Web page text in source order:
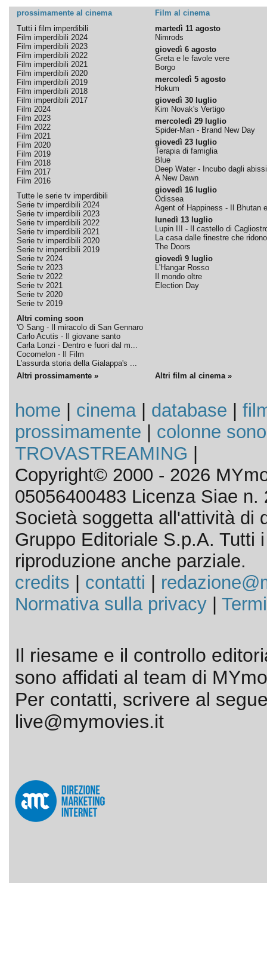
prossimamente al cinema
Film al cinema
Tutti i film imperdibili
Film imperdibili 2024
Film imperdibili 2023
Film imperdibili 2022
Film imperdibili 2021
Film imperdibili 2020
Film imperdibili 2019
Film imperdibili 2018
Film imperdibili 2017
Film 2024
Film 2023
Film 2022
Film 2021
Film 2020
Film 2019
Film 2018
Film 2017
Film 2016
Tutte le serie tv imperdibili
Serie tv imperdibili 2024
Serie tv imperdibili 2023
Serie tv imperdibili 2022
Serie tv imperdibili 2021
Serie tv imperdibili 2020
Serie tv imperdibili 2019
Serie tv 2024
Serie tv 2023
Serie tv 2022
Serie tv 2021
Serie tv 2020
Serie tv 2019
Altri coming soon
'O Sang - Il miracolo di San Gennaro
Carlo Acutis - Il giovane santo
Carla Lonzi - Dentro e fuori dal m...
Cocomelon - Il Film
L'assurda storia della Gialappa's ...
martedì 11 agosto
Nimrods
giovedì 6 agosto
Greta e le favole vere
Borgo
mercoledì 5 agosto
Hokum
giovedì 30 luglio
Kim Novak's Vertigo
mercoledì 29 luglio
Spider-Man - Brand New Day
giovedì 23 luglio
Terapia di famiglia
Blue
Deep Water - Incubo dagli abissi
A New Dawn
giovedì 16 luglio
Odissea
Agent of Happiness - Il Bhutan
lunedì 13 luglio
Lupin III - Il castello di
La casa dalle finestre che ridono
The Doors
giovedì 9 luglio
L'Hangar Rosso
Il mondo oltre
Election Day
Altri prossimamente » Altri film al cinema »
home cinema| database
prossimamente
colonne
TROVASTREAMING
Copyright© 2000 - 2026
05056400483 Licenza Siae n.
Società soggetta all'attività di
Gruppo Editoriale S.p.A. Tutti
riproduzione anche parziale.
credits
contatti
Normativa sulla privacy|
Il riesame e il controllo
sono affidati al team di
Per contatti, scrivere al
live@mymovies.it